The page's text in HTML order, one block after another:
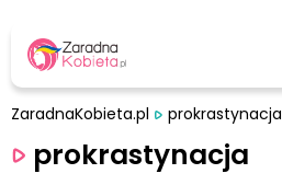
ZaradnaKobieta.pl prokrastynacja
prokrastynacja